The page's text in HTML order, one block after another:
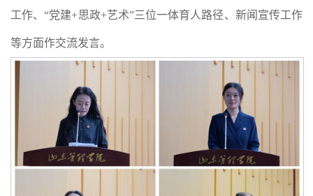
工作、“党建+思政+艺术”三位一体育人路径、新闻宣传工作
等方面作交流发言。